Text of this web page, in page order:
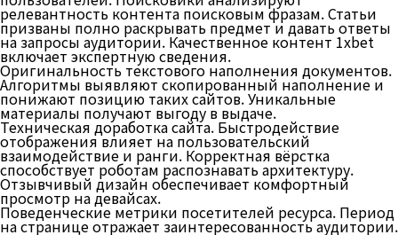
релевантность контента поисковым фразам. Статьи
призваны полно раскрывать предмет и давать ответы
на запросы аудитории. Качественное контент 1xbet
включает экспертную сведения.
Оригинальность текстового наполнения документов.
Алгоритмы выявляют скопированный наполнение и
понижают позицию таких сайтов. Уникальные
материалы получают выгоду в выдаче.
Техническая доработка сайта. Быстродействие
отображения влияет на пользовательский
взаимодействие и ранги. Корректная вёрстка
способствует роботам распознавать архитектуру.
Отзывчивый дизайн обеспечивает комфортный
просмотр на девайсах.
Поведенческие метрики посетителей ресурса. Период
на странице отражает заинтересованность аудитории.